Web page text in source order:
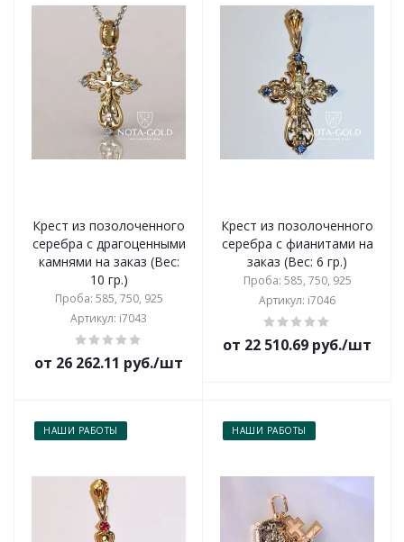
Крест из позолоченного
серебра с драгоценными
камнями на заказ (Вес:
10 гр.)
Проба: 585, 750, 925
Артикул: i7043
от 26 262.11 руб./шт
Крест из позолоченного
серебра с фианитами на
заказ (Вес: 6 гр.)
Проба: 585, 750, 925
Артикул: i7046
от 22 510.69 руб./шт
НАШИ РАБОТЫ НАШИ РАБОТЫ